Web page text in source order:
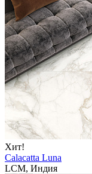
Хит!
Calacatta Luna
LCM, Индия